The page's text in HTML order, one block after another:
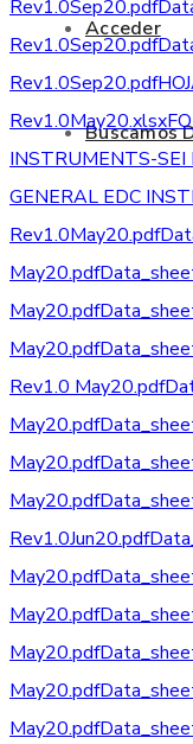
Acceder
Buscamos
Rev1.0Sep20.pdf
Rev1.0Sep20.pdf
Rev1.0Sep20.pdf
Rev1.0May20.xlsx
INSTRUMENTS-
GENERAL EDC
Rev1.0May20.pdf
May20.pdf
May20.pdf
May20.pdf
Rev1.0 May20.pdf
May20.pdf
May20.pdf
May20.pdf
Rev1.0Jun20.pdf
May20.pdf
May20.pdf
May20.pdf
May20.pdf
May20.pdf